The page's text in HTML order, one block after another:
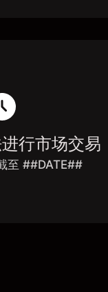
行市场交易
至 ##DATE##